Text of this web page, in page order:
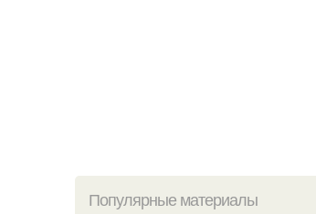
Популярные материалы